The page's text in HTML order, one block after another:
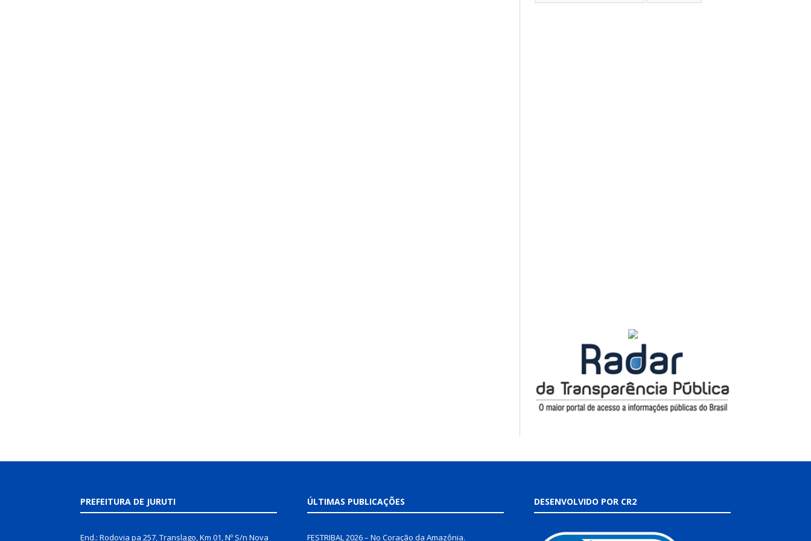
PREFEITURA DE JURUTI
End.: Rodovia pa 257, Translago, Km 01, Nº S/n Nova
ÚLTIMAS PUBLICAÇÕES
FESTRIBAL 2026 – No Coração da Amazônia.
DESENVOLVIDO POR CR2